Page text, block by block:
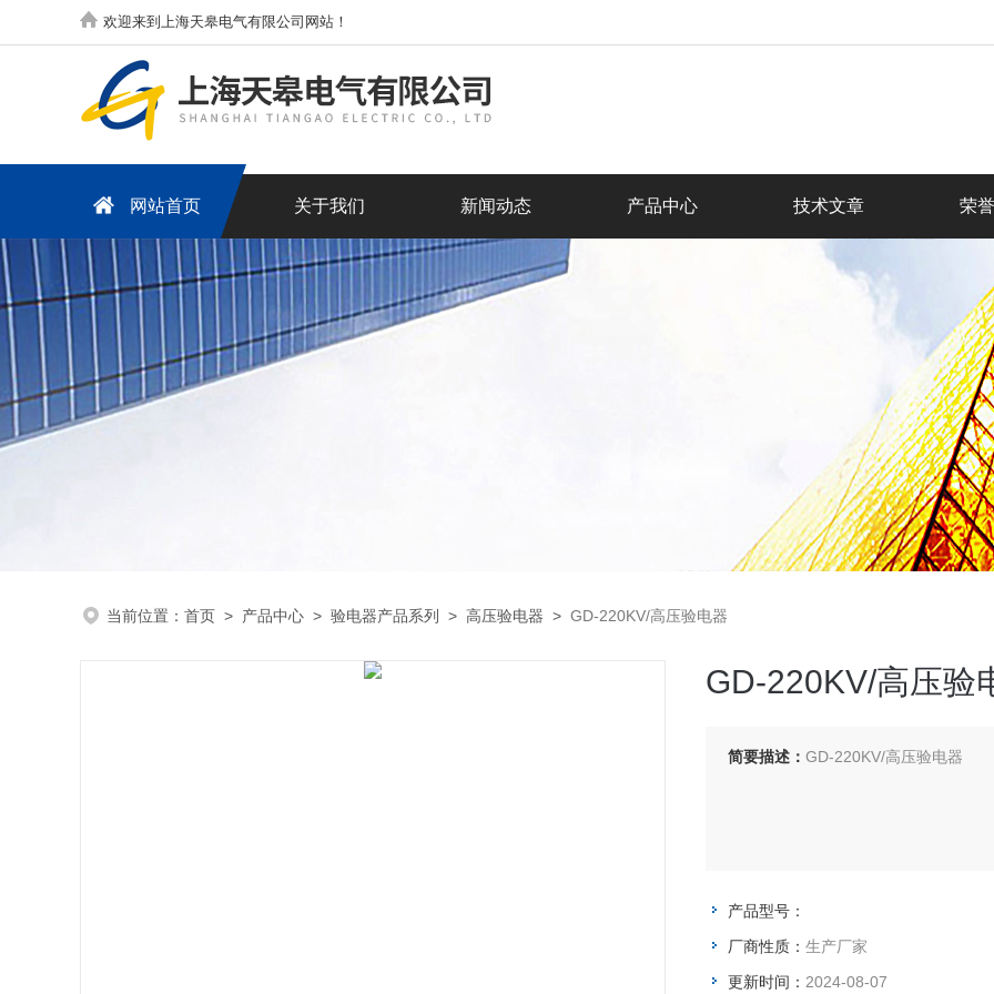
欢迎来到上海天皋电气有限公司网站！
网站首页 关于我们 新闻动态 产品中心 技术文章 荣
当前位置： 首页 > 产品中心 > 验电器产品系列 > 高压验电器 > GD-220KV/高压验电器
GD-220KV/高压验
简要描述： GD-220KV/高压验电器
产品型号：
厂商性质： 生产厂家
更新时间： 2024-08-07